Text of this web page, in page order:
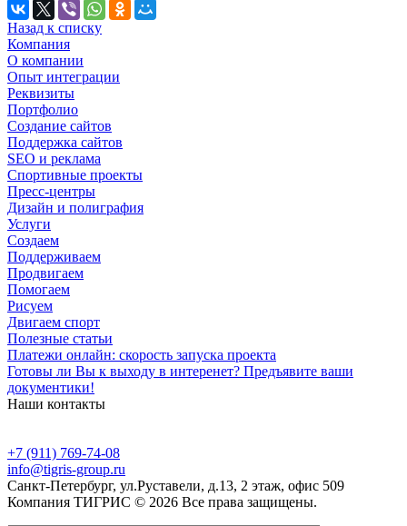
Назад к списку
Компания
О компании
Опыт интеграции
Реквизиты
Портфолио
Создание сайтов
Поддержка сайтов
SEO и реклама
Спортивные проекты
Пресс-центры
Дизайн и полиграфия
Услуги
Создаем
Поддерживаем
Продвигаем
Помогаем
Рисуем
Двигаем спорт
Полезные статьи
Платежи онлайн: скорость запуска проекта
Готовы ли Вы к выходу в интеренет? Предъявите ваши
документики!
Наши контакты
+7 (911) 769-74-08
info@tigris-group.ru
Санкт-Петербург, ул.Руставели, д.13, 2 этаж, офис 509
Компания ТИГРИС © 2026 Все права защищены.